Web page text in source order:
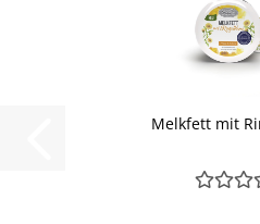
Melkfett mit